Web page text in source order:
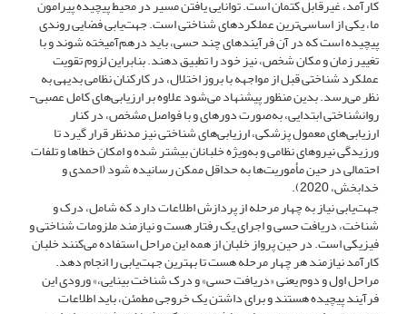
کارآمد، غیرقابل کتمان است. توانایی یافتن مسیر در محیط پیچیده پیرامون
ما، یکی از اساسی‌ترین عملکردهای شناختی است. جهت‌یابی فضایی روندی
پیچیده است که در آن فرآیندهای چند حسی، باید درهم‌آمیخته شوند و با
تغییر زمان و مکان شخص، نیز خود را تطبیق دهند. بنابراین لزوم تقویت
عملکرد شناختی قبل از مواجهه با بروز اختلال، در کارکنان نظامی بدیهی به
نظر می‌رسد. بدین منظور پیشنهاد می‌شود علاوه بر ارزیابی‌های کامل عصبی-
روانشناختی ابتدایی، به‌صورت دورهای و با فواصل مشخص، در کنار
ارزیابی‌های معمول پزشکی، ارزیابی‌های شناختی نیز مدنظر قرار گیرد تا
ورزیدگی نیروهای نظامی و به‌ویژه خلبانان بیشتر شده و امکان خطاها و تلفات
احتمالی در حین مأموریت‌ها به حداقل ممکن رسانیده شود (احمدی و
خدابخش، 2020).
جهت‌یابی نیاز به چهار مرحله از پردازش اطلاعات دارد که شامل، درک و
شناخت، دریافت حسی و اجرای یک رفتار هست و نیازمند ملزومات شناختی و
فیزیکی است. در حین پرواز خلبان از همه این مراحل استفاده می‌کنند خلبان
کارآمد نیازمند هر چهار مرحله هست تا بهترین جهت‌یابی را انجام دهد.
مراحل اول و دوم یعنی «دریافت حسی» و درک شناخت بینایی،» ورودی این
فرآیند پیچیده هستند و برای داشتن یک خروجی مطمئن، باید اطلاعات